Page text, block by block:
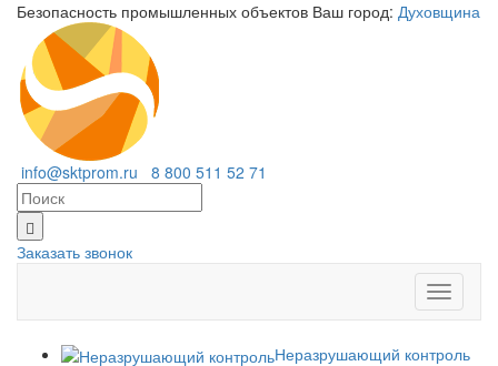
Безопасность промышленных объектов Ваш город: Духовщина
info@sktprom.ru 8 800 511 52 71
Заказать звонок
Неразрушающий контроль